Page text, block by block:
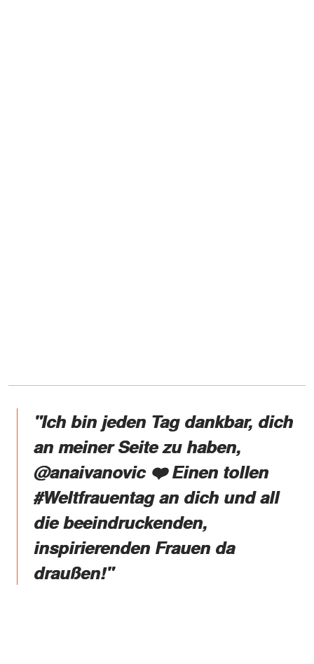
"Ich bin jeden Tag dankbar, dich
an meiner Seite zu haben,
@anaivanovic ❤️ Einen tollen
#Weltfrauentag an dich und all
die beeindruckenden,
inspirierenden Frauen da
draußen!"